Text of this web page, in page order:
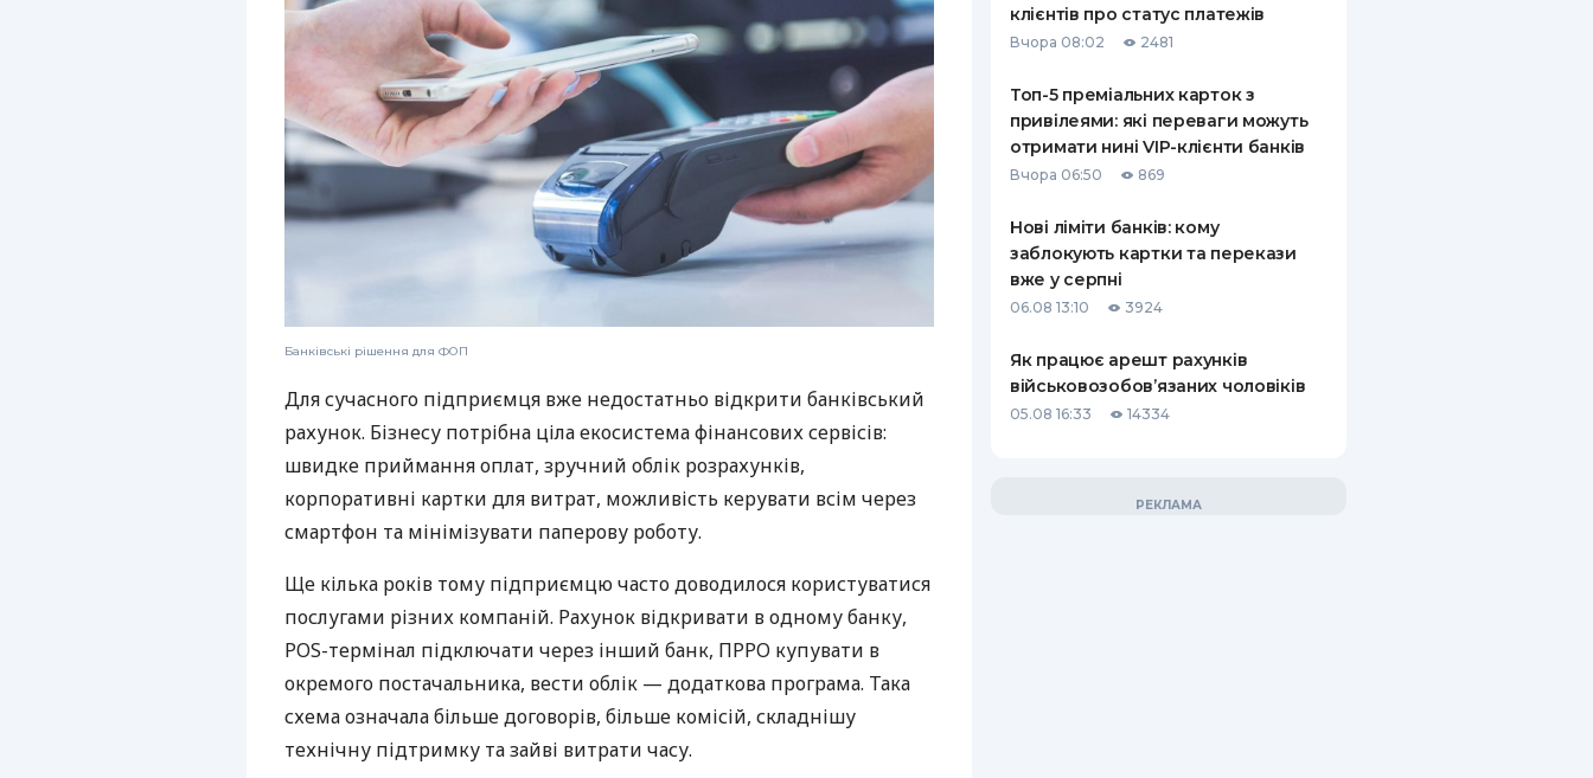
Банківські рішення для ФОП
Для сучасного підприємця вже недостатньо відкрити банківський
рахунок. Бізнесу потрібна ціла екосистема фінансових сервісів:
швидке приймання оплат, зручний облік розрахунків,
корпоративні картки для витрат, можливість керувати всім через
смартфон та мінімізувати паперову роботу.
Ще кілька років тому підприємцю часто доводилося користуватися
послугами різних компаній. Рахунок відкривати в одному банку,
POS-термінал підключати через інший банк, ПРРО купувати в
окремого постачальника, вести облік — додаткова програма. Така
схема означала більше договорів, більше комісій, складнішу
технічну підтримку та зайві витрати часу.
клієнтів про статус платежів
Вчора 08:02 2481
Топ-5 преміальних карток з
привілеями: які переваги можуть
отримати нині VIP-клієнти банків
Вчора 06:50 869
Нові ліміти банків: кому
заблокують картки та перекази
вже у серпні
06.08 13:10 3924
Як працює арешт рахунків
військовозобов’язаних чоловіків
05.08 16:33 14334